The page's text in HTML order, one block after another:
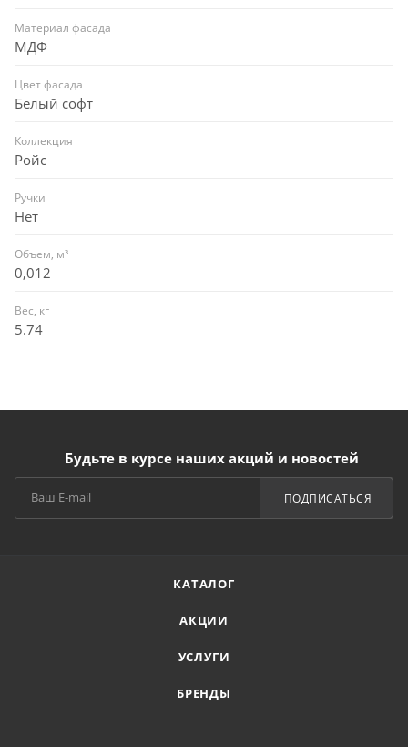
Материал фасада
МДФ
Цвет фасада
Белый софт
Коллекция
Ройс
Ручки
Нет
Объем, м³
0,012
Вес, кг
5.74
Будьте в курсе наших акций и новостей
ПОДПИСАТЬСЯ
КАТАЛОГ
АКЦИИ
УСЛУГИ
БРЕНДЫ